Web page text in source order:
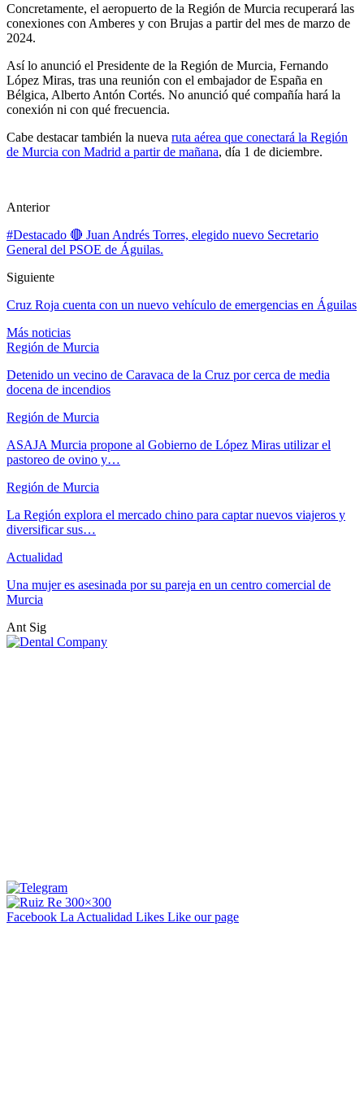
Concretamente, el aeropuerto de la Región de Murcia recuperará las
conexiones con Amberes y con Brujas a partir del mes de marzo de
2024.
Así lo anunció el Presidente de la Región de Murcia, Fernando
López Miras, tras una reunión con el embajador de España en
Bélgica, Alberto Antón Cortés. No anunció qué compañía hará la
conexión ni con qué frecuencia.
Cabe destacar también la nueva ruta aérea que conectará la Región
de Murcia con Madrid a partir de mañana, día 1 de diciembre.
Anterior
#Destacado 🔴 Juan Andrés Torres, elegido nuevo Secretario
General del PSOE de Águilas.
Siguiente
Cruz Roja cuenta con un nuevo vehículo de emergencias en Águilas
Más noticias
Región de Murcia
Detenido un vecino de Caravaca de la Cruz por cerca de media
docena de incendios
Región de Murcia
ASAJA Murcia propone al Gobierno de López Miras utilizar el
pastoreo de ovino y…
Región de Murcia
La Región explora el mercado chino para captar nuevos viajeros y
diversificar sus…
Actualidad
Una mujer es asesinada por su pareja en un centro comercial de
Murcia
Ant Sig
Facebook La Actualidad Likes Like our page